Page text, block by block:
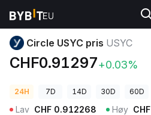
Kryptopriser Circle USYC pris USYC
Circle USYC pris USYC
CHF0.91297+0.03%
24H 7D 14D 30D 60D
Lav CHF 0.912268 Høy CHF